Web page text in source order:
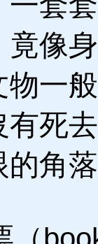
竟像
物一
有死
的角